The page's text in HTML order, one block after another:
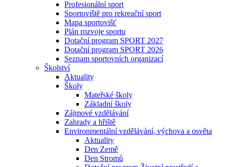
Profesionální sport
Sportoviště pro rekreační sport
Mapa sportovišť
Plán rozvoje sportu
Dotační program SPORT 2027
Dotační program SPORT 2026
Seznam sportovních organizací
Školství
Aktuality
Školy
Mateřské školy
Základní školy
Zájmové vzdělávání
Zahrady a hřiště
Environmentální vzdělávání, výchova a osvěta
Aktuality
Den Země
Den Stromů